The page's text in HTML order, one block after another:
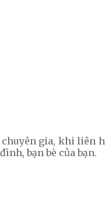
gia, khi liên
bạn bè của bạn.